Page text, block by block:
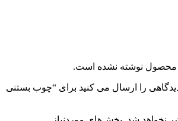
محصول نوشته نشده است.
را ارسال می کنید برای “چوب بستنی